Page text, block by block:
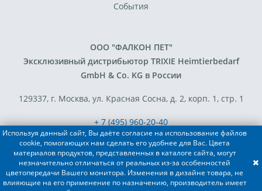
События
ООО "ФАЛКОН ПЕТ"
Эксклюзивный дистрибьютор TRIXIE Heimtierbedarf
GmbH & Co. KG в России
129337, г. Москва, ул. Красная Сосна, д. 2, корп. 1, стр. 1
+ 7 (495) 960-20-40
+ 7 (495) 122-25-18
Разработка сайта - FACE FAMILY
© 2019-2022 TRIXIE Heimtierbedarf GmbH & Co. KG, ООО "ФАЛКОН
Используя данный сайт, Вы даёте согласие на использование файлов
cookie, помогающих нам сделать его удобнее для Вас. Цвета
материалов продуктов, представленных в каталоге сайта, могут
незначительно отличаться от реальных из-за особенностей
цветопередачи Вашего монитора. Изменения в дизайне товара, не
влияющие на его применение по назначению, производитель имеет